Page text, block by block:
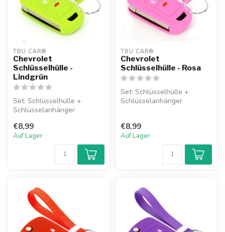
TBU CAR®
Chevrolet
Schlüsselhülle -
Lindgrün
Set: Schlüsselhülle +
Schlüsselanhänger
€8,99
Auf Lager
TBU CAR®
Chevrolet
Schlüsselhülle - Rosa
Set: Schlüsselhülle +
Schlüsselanhänger
€8,99
Auf Lager